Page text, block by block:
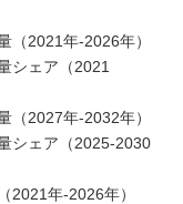
（2021年-2026年）
シェア（2021
（2027年-2032年）
シェア（2025-2030
2021年-2026年）